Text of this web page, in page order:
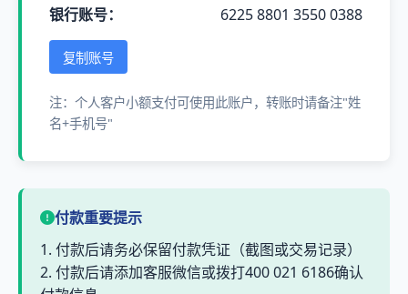
银行账号：
6225 8801 3550 0388
复制账号
注：个人客户小额支付可使用此账户，转账时请备注"姓
名+手机号"
付款重要提示
1. 付款后请务必保留付款凭证（截图或交易记录）
2. 付款后请添加客服微信或拨打400 021 6186确认